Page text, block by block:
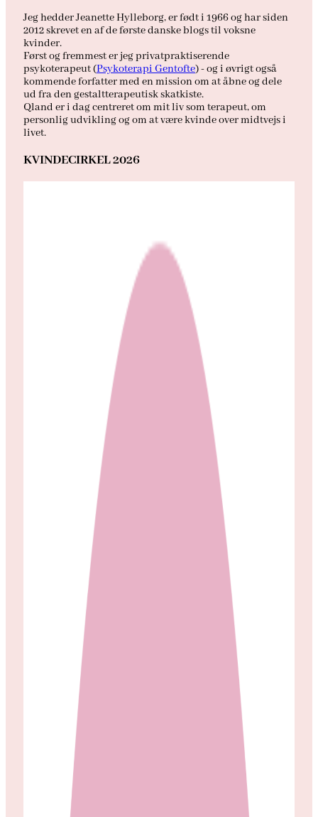
Jeg hedder Jeanette Hylleborg, er født i 1966 og har siden
2012 skrevet en af de første danske blogs til voksne
kvinder.
Først og fremmest er jeg privatpraktiserende
psykoterapeut (Psykoterapi Gentofte) - og i øvrigt også
kommende forfatter med en mission om at åbne og dele
ud fra den gestaltterapeutisk skatkiste.
Qland er i dag centreret om mit liv som terapeut, om
personlig udvikling og om at være kvinde over midtvejs i
livet.
KVINDECIRKEL 2026